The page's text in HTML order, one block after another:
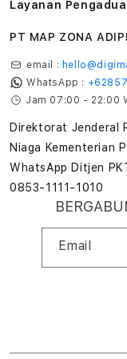
Layanan
PT MAP ZONA
email :
WhatsApp :
Jam 07:00 - 22:00
Direktorat Jenderal
Niaga Kementerian
WhatsApp Ditjen
0853-1111-1010
Email